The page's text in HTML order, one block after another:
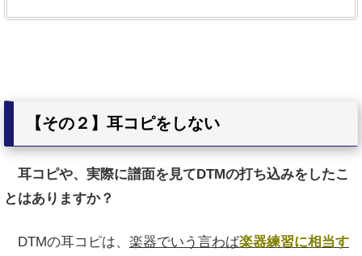
【その２】耳コピをしない
耳コピや、実際に譜面を見てDTMの打ち込みをしたこ
とはありますか？
DTMの耳コピは、 楽器でいう言わば楽器練習に相当す